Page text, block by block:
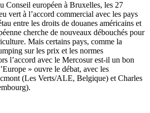
Conseil européen à Bruxelles, les 27
vert à l’accord commercial avec les pays
entre les droits de douanes américains et
cherche de nouveaux débouchés pour
Mais certains pays, comme la
sur les prix et les normes
l’accord avec le Mercosur est-il un bon
» ouvre le débat, avec les
(Les Verts/ALE, Belgique) et Charles